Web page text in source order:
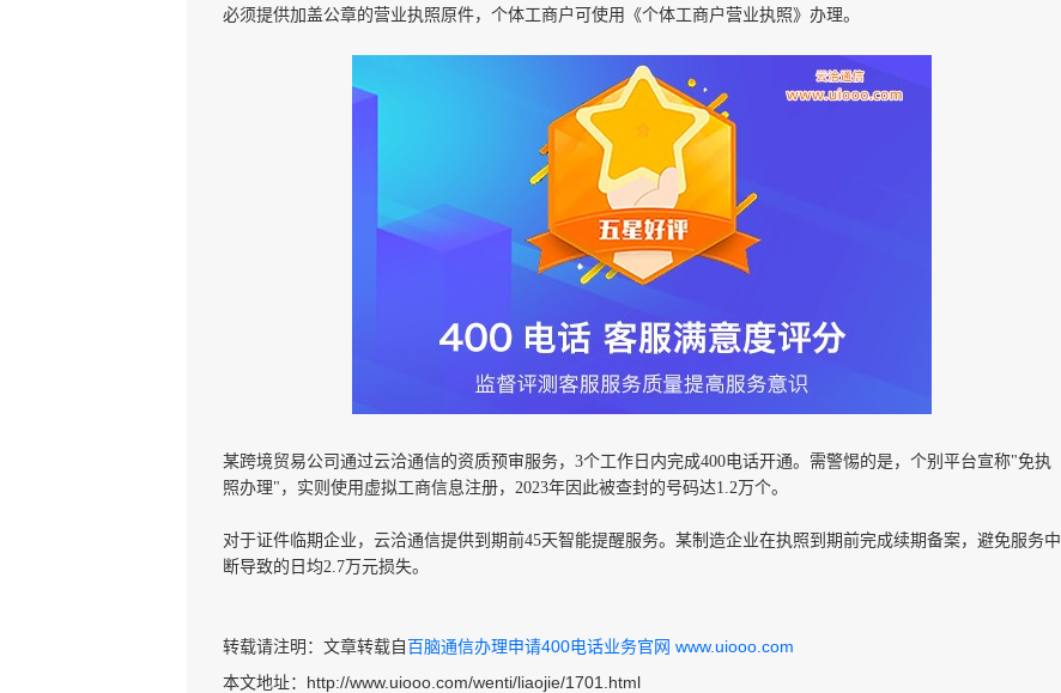
必须提供加盖公章的营业执照原件，个体工商户可使用《个体工商户营业执照》办理。
某跨境贸易公司通过云洽通信的资质预审服务， 3个工作日内完成400电话开通。需警惕的是，个别平台宣称"免执
照办理"，实则使用虚拟工商信息注册，2023年因此被查封的号码达1.2万个。
对于证件临期企业，云洽通信提供到期前45天智能提醒服务。某制造企业在执照到期前完成续期备案，避免服务中
断导致的日均2.7万元损失。
转载请注明：文章转载自百脑通信办理申请400电话业务官网 www.uiooo.com
本文地址： http://www.uiooo.com/wenti/liaojie/1701.html